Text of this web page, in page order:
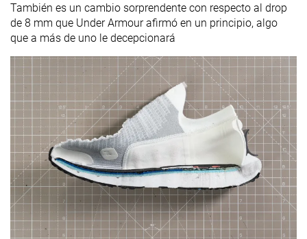
También es un cambio sorprendente con respecto al drop
de 8 mm que Under Armour afirmó en un principio, algo
que a más de uno le decepcionará